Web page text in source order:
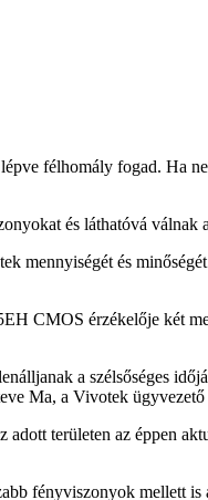
félhomály fogad. Ha
és láthatóvá válnak
mennyiségét és
CMOS érzékelője két
a szélsőséges
Ma, a Vivotek
területen az éppen
fényviszonyok mellett is